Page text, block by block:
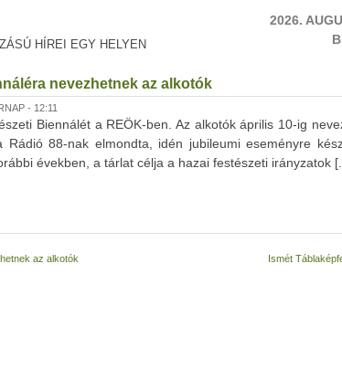
HÍREI EGY HELYEN
2026.
nevezhetnek az alkotók
- 12:11
Biennálét a REÖK-ben. Az alkotók április 10-ig
Rádió 88-nak elmondta, idén jubileumi eseményre
években, a tárlat célja a hazai festészeti irányzatok
az alkotók Ismét